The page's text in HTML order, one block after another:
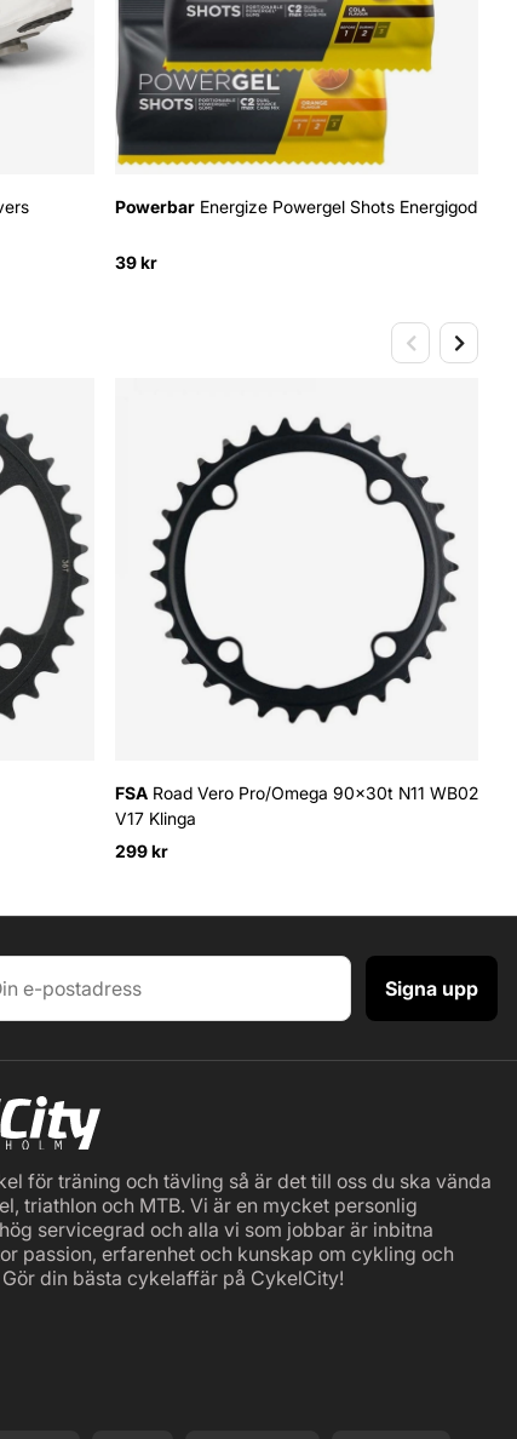
Powerbar Energize Powergel Shots Energigodis
39 kr
FSA Road Vero Pro/Omega 90x30t N11 WB025
V17 Klinga
299 kr
Signa upp
för träning och tävling så är det till oss du ska vända
triathlon och MTB. Vi är en mycket personlig
servicegrad och alla vi som jobbar är inbitna
passion, erfarenhet och kunskap om cykling och
din bästa cykelaffär på CykelCity!